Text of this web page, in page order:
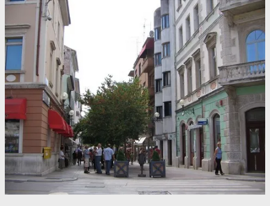
Présentation
Reportages
France en images
Europe en images
Les îles en images
Voisins du Net